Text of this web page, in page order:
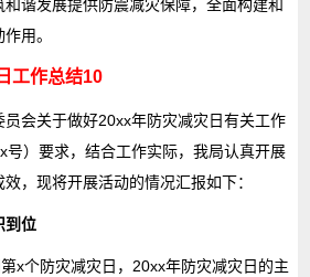
谐发展提供防震减灾保障，全面构建和
用。
工作总结10
会关于做好20xx年防灾减灾日有关工作
号）要求，结合工作实际，我局认真开展
，现将开展活动的情况汇报如下：
到位
x个防灾减灾日，20xx年防灾减灾日的主